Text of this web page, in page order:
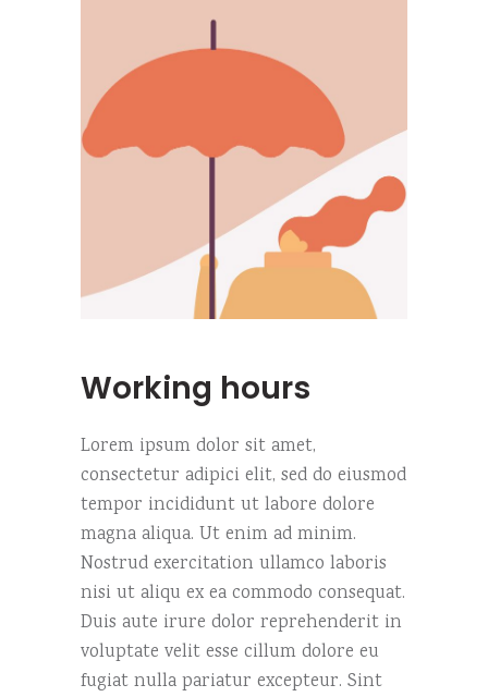
Working hours
Lorem ipsum dolor sit amet,
consectetur adipici elit, sed do eiusmod
tempor incididunt ut labore dolore
magna aliqua. Ut enim ad minim.
Nostrud exercitation ullamco laboris
nisi ut aliqu ex ea commodo consequat.
Duis aute irure dolor reprehenderit in
voluptate velit esse cillum dolore eu
fugiat nulla pariatur excepteur. Sint